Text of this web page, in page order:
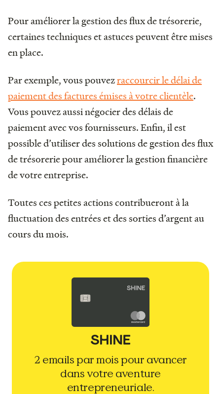
Pour améliorer la gestion des flux de trésorerie,
certaines techniques et astuces peuvent être mises
en place.
Par exemple, vous pouvezraccourcir le délai de
paiement des factures émises à votre clientèle.
Vous pouvez aussi négocier des délais de
paiement avec vos fournisseurs. Enfin, il est
possible d’utiliser des solutions de gestion des flux
de trésorerie pour améliorer la gestion financière
de votre entreprise.
Toutes ces petites actions contribueront à la
fluctuation des entrées et des sorties d’argent au
cours du mois.
2 emails par mois pour avancer
dans votre aventure
entrepreneuriale.